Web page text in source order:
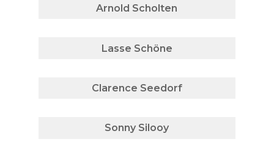
Arnold Scholten
Lasse Schöne
Clarence Seedorf
Sonny Silooy